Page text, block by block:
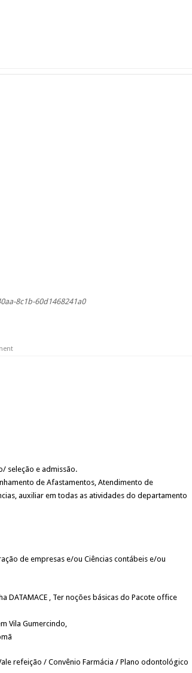
8c1b-60d1468241a0
seleção e admissão.
de Afastamentos, Atendimento de
auxiliar em todas as atividades do departamento
de empresas e/ou Ciências contábeis e/ou
DATAMACE , Ter noções básicas do Pacote office
Vila Gumercindo,
refeição / Convênio Farmácia / Plano odontológico